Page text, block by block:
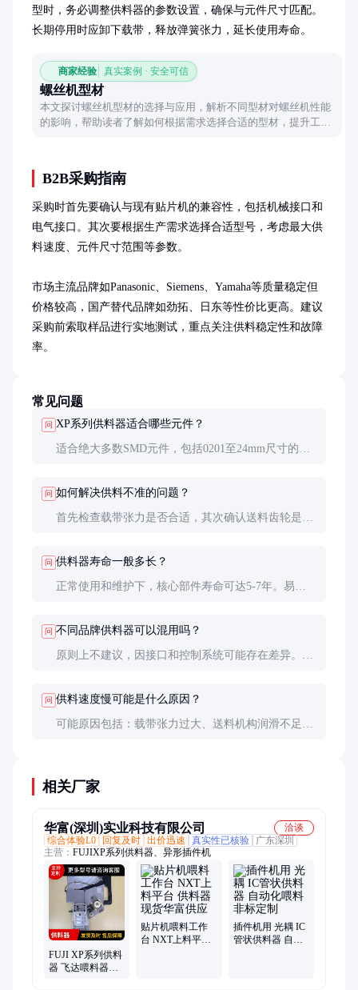
型时，务必调整供料器的参数设置，确保与元件尺寸匹配。
长期停用时应卸下载带，释放弹簧张力，延长使用寿命。
商家经验 真实案例 · 安全可信
螺丝机型材
本文探讨螺丝机型材的选择与应用，解析不同型材对螺丝机性能
的影响，帮助读者了解如何根据需求选择合适的型材，提升工作
B2B采购指南
采购时首先要确认与现有贴片机的兼容性，包括机械接口和
电气接口。其次要根据生产需求选择合适型号，考虑最大供
料速度、元件尺寸范围等参数。
市场主流品牌如Panasonic、Siemens、Yamaha等质量稳定但
价格较高，国产替代品牌如劲拓、日东等性价比更高。建议
采购前索取样品进行实地测试，重点关注供料稳定性和故障
率。
常见问题
问 XP系列供料器适合哪些元件？
适合绝大多数SMD元件，包括0201至24mm尺寸的电
问 如何解决供料不准的问题？
首先检查载带张力是否合适，其次确认送料齿轮是否
问 供料器寿命一般多长？
正常使用和维护下，核心部件寿命可达5-7年。易损
问 不同品牌供料器可以混用吗？
原则上不建议，因接口和控制系统可能存在差异。如
问 供料速度慢可能是什么原因？
可能原因包括：载带张力过大、送料机构润滑不足、
相关厂家
华富(深圳)实业科技有限公司
洽谈
综合体验L0
回复及时 出价迅速 真实性已核验
广东深圳
主营： FUJIXP系列供料器、异形插件机
FUJI XP系列供料
器 飞达喂料器厂
贴片机喂料工作
台 NXT上料平台
插件机用 光耦 IC
管状供料器 自动